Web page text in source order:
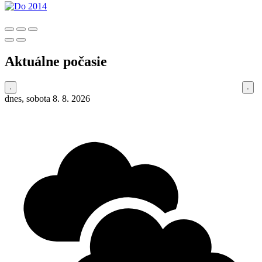
Aktuálne počasie
dnes, sobota 8. 8. 2026